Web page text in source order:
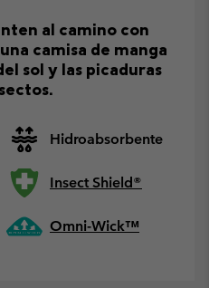
al camino con
camisa de manga
sol y las picaduras
Hidroabsorbente
Insect Shield®
Omni-Wick™